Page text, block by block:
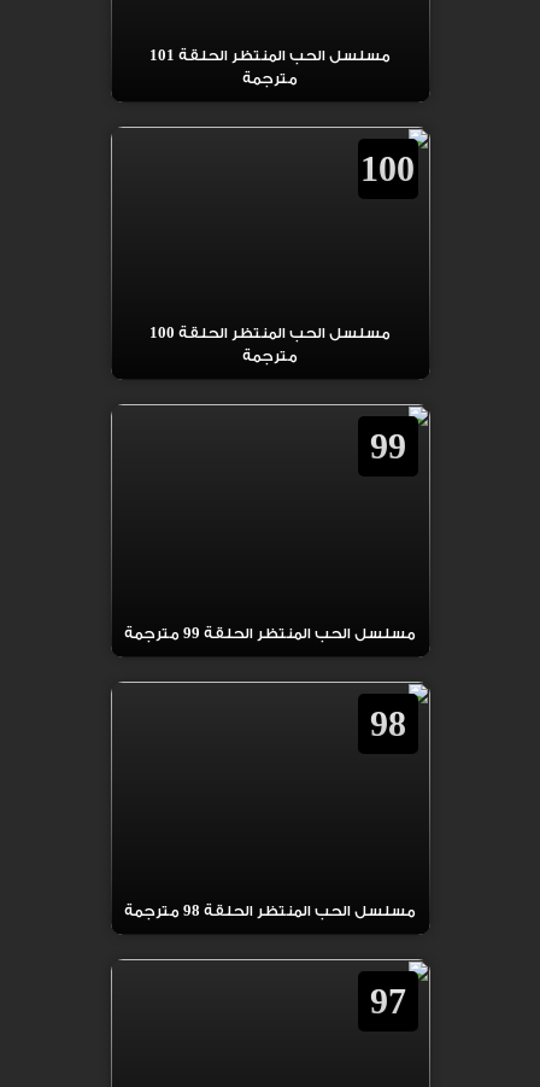
مسلسل الحب المنتظر الحلقة 101
مترجمة
100
مسلسل الحب المنتظر الحلقة 100
مترجمة
99
مسلسل الحب المنتظر الحلقة 99 مترجمة
98
مسلسل الحب المنتظر الحلقة 98 مترجمة
97